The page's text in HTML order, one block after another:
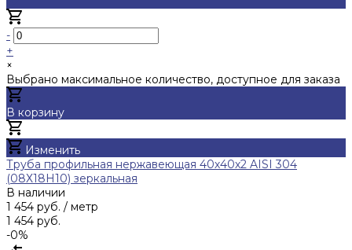
-
+
×
Выбрано максимальное количество, доступное для заказа
В корзину
Изменить
Труба профильная нержавеющая 40х40х2 AISI 304
(08Х18Н10) зеркальная
В наличии
1 454 руб. / метр
1 454 руб.
-0%